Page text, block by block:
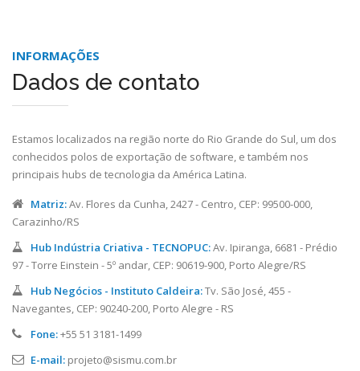
INFORMAÇÕES
Dados de contato
Estamos localizados na região norte do Rio Grande do Sul, um dos
conhecidos polos de exportação de software, e também nos
principais hubs de tecnologia da América Latina.
Matriz:Av. Flores da Cunha, 2427 - Centro, CEP: 99500-000,
Carazinho/RS
Hub Indústria Criativa - TECNOPUC:Av. Ipiranga, 6681 - Prédio
97 - Torre Einstein - 5º andar, CEP: 90619-900, Porto Alegre/RS
Hub Negócios - Instituto Caldeira:Tv. São José, 455 -
Navegantes, CEP: 90240-200, Porto Alegre - RS
Fone:+55 51 3181-1499
E-mail: projeto@sismu.com.br